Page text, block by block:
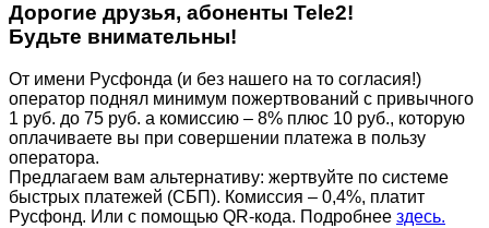
Дорогие друзья, абоненты Tele2!
Будьте внимательны!
От имени Русфонда (и без нашего на то согласия!)
оператор поднял минимум пожертвований с привычного
1 руб. до 75 руб. а комиссию – 8% плюс 10 руб., которую
оплачиваете вы при совершении платежа в пользу
оператора.
Предлагаем вам альтернативу: жертвуйте по cистеме
быстрых платежей (СБП). Комиссия – 0,4%, платит
Русфонд. Или с помощью QR-кода. Подробнее здесь.